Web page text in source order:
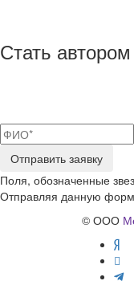
Стать
Отправить заявку
Поля, обозначенные
Отправляя данную
© ООО